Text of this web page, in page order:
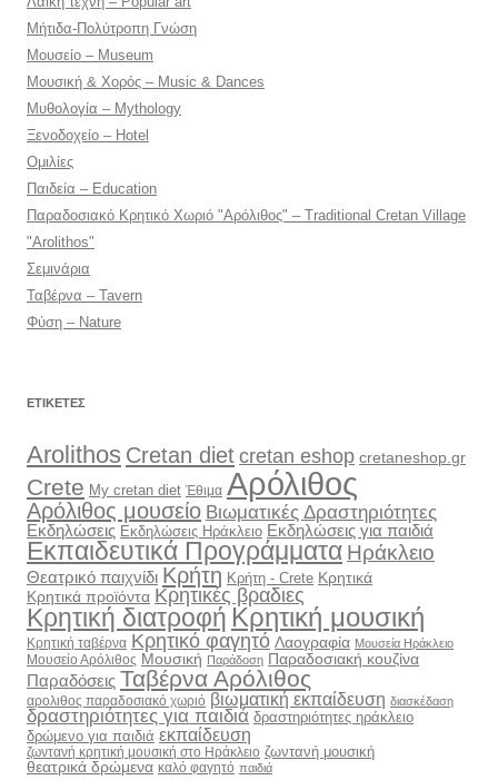
Μήτιδα-Πολύτροπη Γνώση
Μουσείο – Museum
Μουσική & Χορός – Music & Dances
Μυθολογία – Mythology
Ξενοδοχείο – Hotel
Ομιλίες
Παιδεία – Education
Παραδοσιακό Κρητικό Χωριό "Αρόλιθος" – Traditional Cretan Village
"Arolithos"
Σεμινάρια
Ταβέρνα – Tavern
Φύση – Nature
ΕΤΙΚΈΤΕΣ
Arolithos Cretan dietcretan eshop cretaneshop.gr
Crete My cretan diet Έθιμα Αρόλιθος
Αρόλιθος μουσείο Βιωματικές Δραστηριότητες
Εκδηλώσεις Εκδηλώσεις Ηράκλειο Εκδηλώσεις για παιδιά
Εκπαιδευτικά Προγράμματα Ηράκλειο
Θεατρικό παιχνίδι Κρήτη Κρήτη - Crete Κρητικά
Κρητικά προϊόντα Κρητικές βραδιες
Κρητική διατροφή Κρητική μουσική
Κρητική ταβέρνα Κρητικό φαγητό Λαογραφία Μουσεία Ηράκλειο
Μουσείο Αρόλιθος Μουσική Παράδοση Παραδοσιακή κουζίνα
Παραδόσεις Ταβέρνα Αρόλιθος
αρολιθος παραδοσιακό χωριό βιωματική εκπαίδευση διασκέδαση
δραστηριότητες για παιδιά δραστηριότητες ηράκλειο
δρώμενο για παιδιά εκπαίδευση
ζωντανή κρητική μουσική στο Ηράκλειο ζωντανή μουσική
θεατρικά δρώμενα καλό φαγητό παιδιά